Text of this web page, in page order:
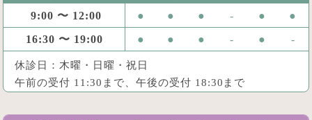
9:00 〜 12:00 ● ● ● - ● ●
16:30 〜 19:00 ● ● ● - ● -
休診日：木曜・日曜・祝日
午前の受付 11:30まで、午後の受付 18:30まで